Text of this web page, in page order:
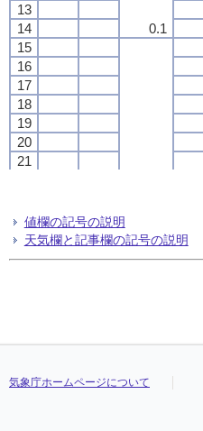
0.1
13
14
15
16
17
18
19
20
21
24
0.1
13
14
15
16
17
18
19
20
21
24
0.1
13
14
15
16
17
18
19
20
21
24
0.1
13
14
15
16
17
18
19
20
21
24
値欄の記号の説明
天気欄と記事欄の記号の説明
気象庁ホームページについて